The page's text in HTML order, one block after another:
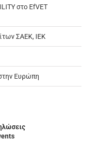
στο EfVET
ΣΑΕΚ, ΙΕΚ
Ευρώπη